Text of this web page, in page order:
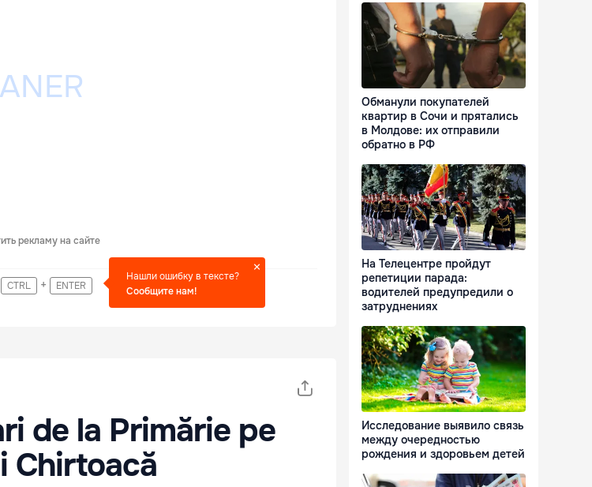
рекламу на сайте
CTRL + ENTER
Нашли ошибку в тексте?
Сообщите нам!
de la Primărie pe
Chirtoacă
Обманули покупателей
квартир в Сочи и прятались
в Молдове: их отправили
обратно в РФ
На Телецентре пройдут
репетиции парада:
водителей предупредили о
затруднениях
Исследование выявило связь
между очередностью
рождения и здоровьем детей